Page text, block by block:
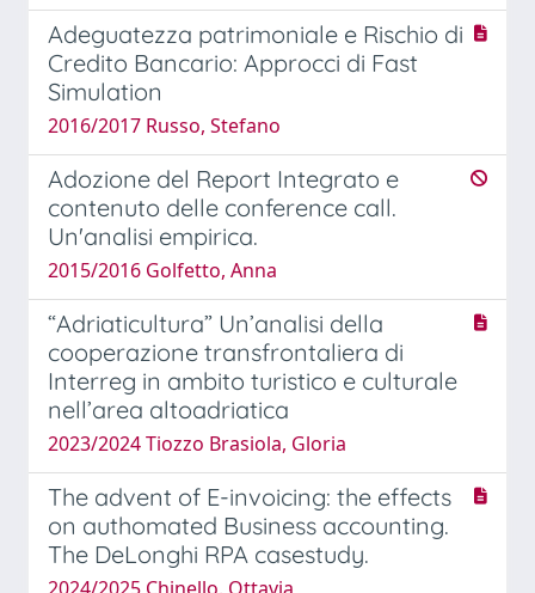
Adeguatezza patrimoniale e Rischio di
Credito Bancario: Approcci di Fast
Simulation
2016/2017 Russo, Stefano
Adozione del Report Integrato e
contenuto delle conference call.
Un'analisi empirica.
2015/2016 Golfetto, Anna
“Adriaticultura” Un’analisi della
cooperazione transfrontaliera di
Interreg in ambito turistico e culturale
nell’area altoadriatica
2023/2024 Tiozzo Brasiola, Gloria
The advent of E-invoicing: the effects
on authomated Business accounting.
The DeLonghi RPA casestudy.
2024/2025 Chinello, Ottavia